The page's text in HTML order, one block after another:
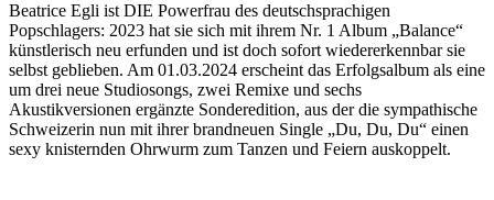
Beatrice Egli ist DIE Powerfrau des deutschsprachigen
Popschlagers: 2023 hat sie sich mit ihrem Nr. 1 Album „Balance“
künstlerisch neu erfunden und ist doch sofort wiedererkennbar sie
selbst geblieben. Am 01.03.2024 erscheint das Erfolgsalbum als eine
um drei neue Studiosongs, zwei Remixe und sechs
Akustikversionen ergänzte Sonderedition, aus der die sympathische
Schweizerin nun mit ihrer brandneuen Single „Du, Du, Du“ einen
sexy knisternden Ohrwurm zum Tanzen und Feiern auskoppelt.